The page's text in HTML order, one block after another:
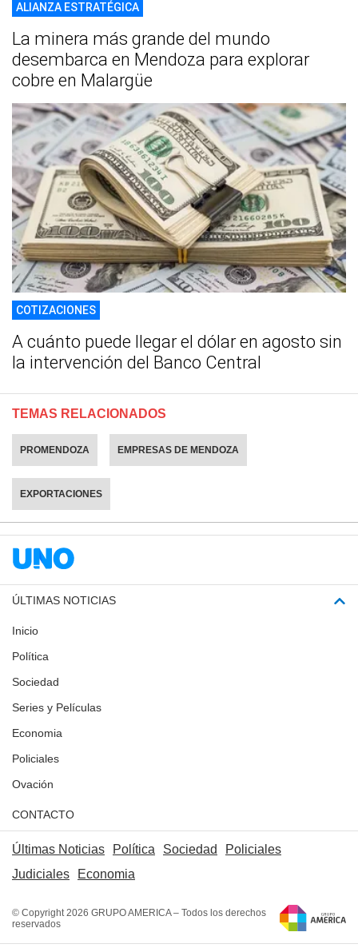
ALIANZA ESTRATÉGICA
La minera más grande del mundo
desembarca en Mendoza para explorar
cobre en Malargüe
COTIZACIONES
A cuánto puede llegar el dólar en agosto sin
la intervención del Banco Central
TEMAS RELACIONADOS
PROMENDOZA EMPRESAS DE MENDOZA
EXPORTACIONES
ÚLTIMAS NOTICIAS
Inicio
Política
Sociedad
Series y Películas
Economia
Policiales
Ovación
CONTACTO
Últimas Noticias Política Sociedad
Policiales
Judiciales
Economia
© Copyright 2026 GRUPO AMERICA – Todos los derechos
reservados